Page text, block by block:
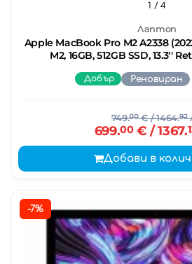
Лаптоп
Apple MacBook Pro M2 A2338
M2, 16GB, 512GB SSD, 13.3''
1 / 4
Добър Реновиран
749.00€/ 1464.92
699.00€ / 1367.
Добави в
-7%